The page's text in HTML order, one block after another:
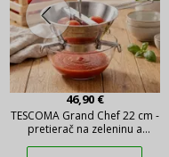
46,90 €
TESCOMA Grand Chef 22 cm -
pretierač na zeleninu a